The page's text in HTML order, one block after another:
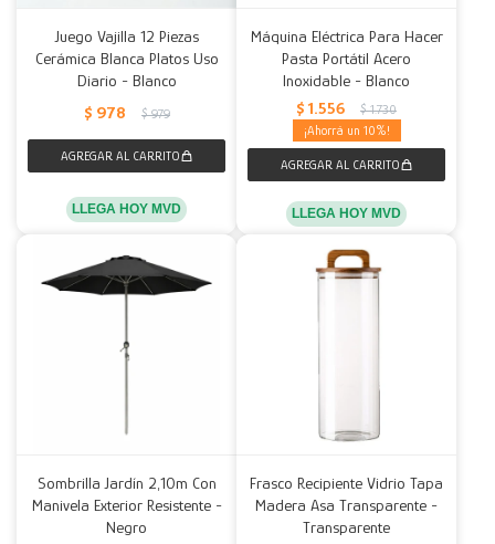
Juego Vajilla 12 Piezas
Cerámica Blanca Platos Uso
Diario - Blanco
$ 978 $ 979
LLEGA HOY MVD
Máquina Eléctrica Para Hacer
Pasta Portátil Acero
Inoxidable - Blanco
$ 1.556 $ 1.730
10
LLEGA HOY MVD
Sombrilla Jardín 2,10m Con
Manivela Exterior Resistente -
Negro
Frasco Recipiente Vidrio Tapa
Madera Asa Transparente -
Transparente